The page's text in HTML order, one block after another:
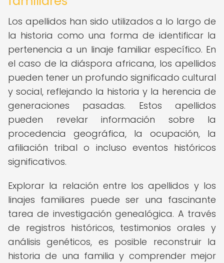
Los apellidos han sido utilizados a lo largo de
la historia como una forma de identificar la
pertenencia a un linaje familiar específico. En
el caso de la diáspora africana, los apellidos
pueden tener un profundo significado cultural
y social, reflejando la historia y la herencia de
generaciones pasadas. Estos apellidos
pueden revelar información sobre la
procedencia geográfica, la ocupación, la
afiliación tribal o incluso eventos históricos
significativos.
Explorar la relación entre los apellidos y los
linajes familiares puede ser una fascinante
tarea de investigación genealógica. A través
de registros históricos, testimonios orales y
análisis genéticos, es posible reconstruir la
historia de una familia y comprender mejor